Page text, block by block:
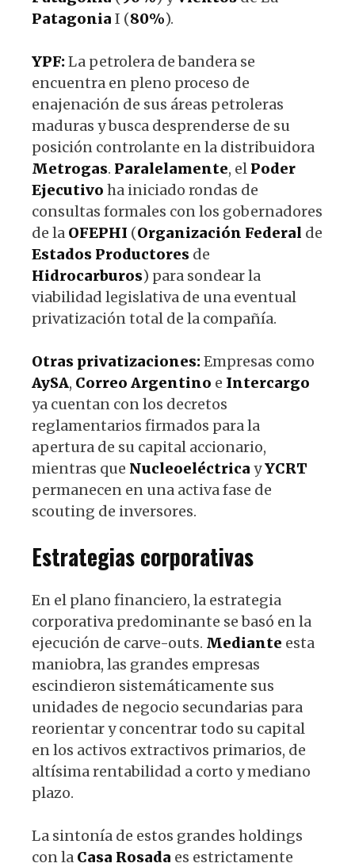
Patagonia I (80%).
YPF:La petrolera de bandera se
encuentra en pleno proceso de
enajenación de sus áreas petroleras
maduras y busca desprenderse de su
posición controlante en la distribuidora
Metrogas. Paralelamente, el Poder
Ejecutivo ha iniciado rondas de
consultas formales con los gobernadores
de la OFEPHI (Organización Federal de
Estados Productores de
Hidrocarburos) para sondear la
viabilidad legislativa de una eventual
privatización total de la compañía.
Otras privatizaciones:Empresas como
AySA, Correo Argentino e Intercargo
ya cuentan con los decretos
reglamentarios firmados para la
apertura de su capital accionario,
mientras que Nucleoeléctrica yYCRT
permanecen en una activa fase de
scouting de inversores.
Estrategias corporativas
En el plano financiero, la estrategia
corporativa predominante se basó en la
ejecución de carve-outs. Mediante esta
maniobra, las grandes empresas
escindieron sistemáticamente sus
unidades de negocio secundarias para
reorientar y concentrar todo su capital
en los activos extractivos primarios, de
altísima rentabilidad a corto y mediano
plazo.
La sintonía de estos grandes holdings
con la Casa Rosada es estrictamente